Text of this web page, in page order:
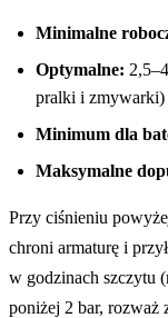
Minimalne
Optymalne:
pralki i zmywarki)
Minimum dla
Maksymalne
Przy ciśnieniu
chroni armaturę i
w godzinach szczytu
poniżej 2 bar, rozważ